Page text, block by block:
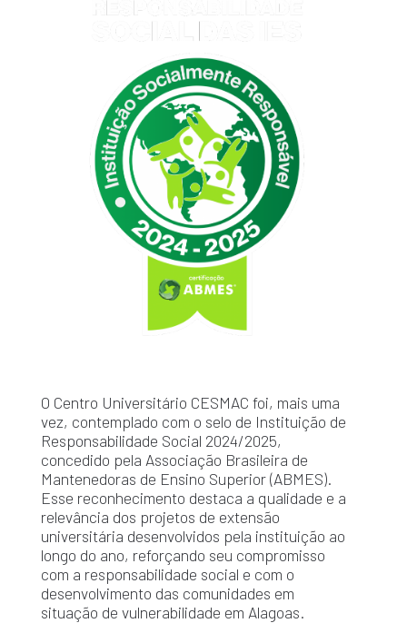
O Centro Universitário CESMAC foi, mais uma
vez, contemplado com o selo de Instituição de
Responsabilidade Social 2024/2025,
concedido pela Associação Brasileira de
Mantenedoras de Ensino Superior (ABMES).
Esse reconhecimento destaca a qualidade e a
relevância dos projetos de extensão
universitária desenvolvidos pela instituição ao
longo do ano, reforçando seu compromisso
com a responsabilidade social e com o
desenvolvimento das comunidades em
situação de vulnerabilidade em Alagoas.